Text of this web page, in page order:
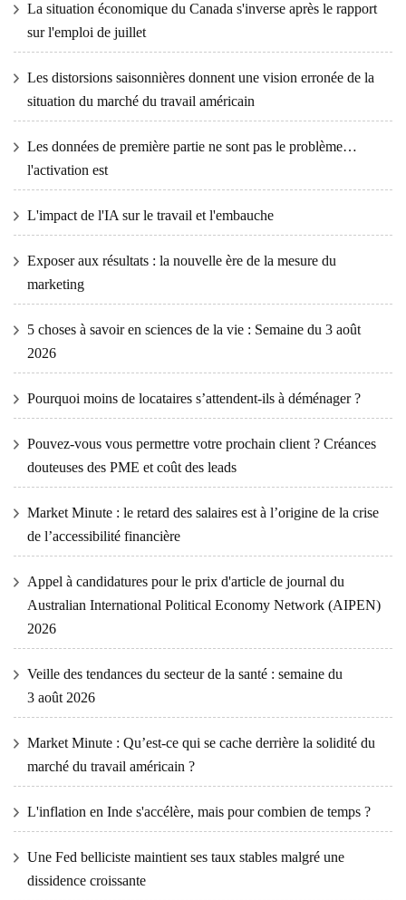
La situation économique du Canada s'inverse après le rapport
sur l'emploi de juillet
Les distorsions saisonnières donnent une vision erronée de la
situation du marché du travail américain
Les données de première partie ne sont pas le problème…
l'activation est
L'impact de l'IA sur le travail et l'embauche
Exposer aux résultats : la nouvelle ère de la mesure du
marketing
5 choses à savoir en sciences de la vie : Semaine du 3 août
2026
Pourquoi moins de locataires s’attendent-ils à déménager ?
Pouvez-vous vous permettre votre prochain client ? Créances
douteuses des PME et coût des leads
Market Minute : le retard des salaires est à l’origine de la crise
de l’accessibilité financière
Appel à candidatures pour le prix d'article de journal du
Australian International Political Economy Network (AIPEN)
2026
Veille des tendances du secteur de la santé : semaine du
3 août 2026
Market Minute : Qu’est-ce qui se cache derrière la solidité du
marché du travail américain ?
L'inflation en Inde s'accélère, mais pour combien de temps ?
Une Fed belliciste maintient ses taux stables malgré une
dissidence croissante